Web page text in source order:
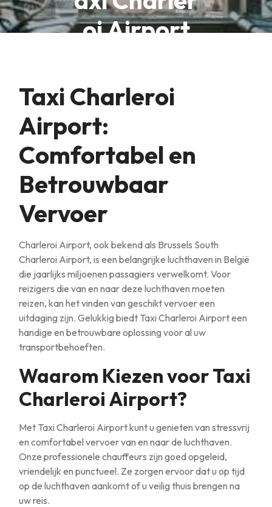
oi Airport
Taxi Charleroi
Airport:
Comfortabel en
Betrouwbaar
Vervoer
Charleroi Airport, ook bekend als Brussels South
Charleroi Airport, is een belangrijke luchthaven in België
die jaarlijks miljoenen passagiers verwelkomt. Voor
reizigers die van en naar deze luchthaven moeten
reizen, kan het vinden van geschikt vervoer een
uitdaging zijn. Gelukkig biedt Taxi Charleroi Airport een
handige en betrouwbare oplossing voor al uw
transportbehoeften.
Waarom Kiezen voor Taxi
Charleroi Airport?
Met Taxi Charleroi Airport kunt u genieten van stressvrij
en comfortabel vervoer van en naar de luchthaven.
Onze professionele chauffeurs zijn goed opgeleid,
vriendelijk en punctueel. Ze zorgen ervoor dat u op tijd
op de luchthaven aankomt of u veilig thuis brengen na
uw reis.